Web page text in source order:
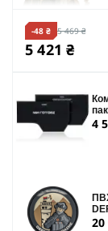
-48 ₴ 5 469 ₴
5 421 ₴
4
20